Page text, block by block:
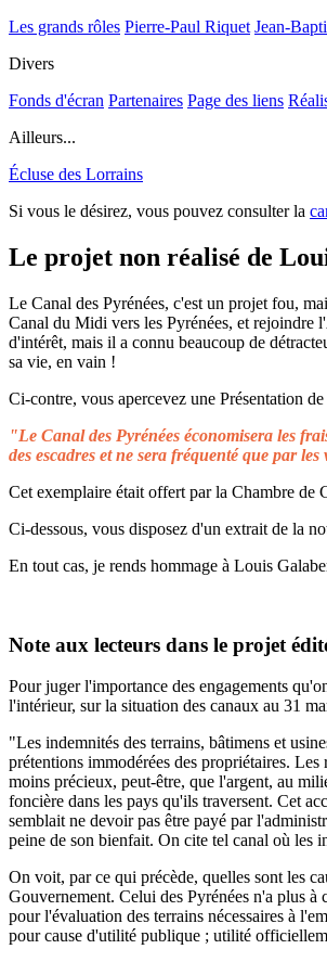
Les grands rôles Pierre-Paul Riquet Jean-
Divers
Fonds d'écran Partenaires Page des liens
Ailleurs...
Écluse des Lorrains
Si vous le désirez, vous pouvez consulter la
Le projet non réalisé de
Le Canal des Pyrénées, c'est un projet fou,
Canal du Midi vers les Pyrénées, et rejoindre
d'intérêt, mais il a connu beaucoup de
sa vie, en vain !
Ci-contre, vous apercevez une Présentation
"Le Canal des Pyrénées économisera les
des escadres et ne sera fréquenté que par
Cet exemplaire était offert par la Chambre
Ci-dessous, vous disposez d'un extrait de la
En tout cas, je rends hommage à Louis
Note aux lecteurs dans le projet
Pour juger l'importance des engagements
l'intérieur, sur la situation des canaux au 31
"Les indemnités des terrains, bâtimens et
prétentions immodérées des propriétaires.
moins précieux, peut-être, que l'argent, au
foncière dans les pays qu'ils traversent. Cet
semblait ne devoir pas être payé par
peine de son bienfait. On cite tel canal où les
On voit, par ce qui précède, quelles sont les
Gouvernement. Celui des Pyrénées n'a plus
pour l'évaluation des terrains nécessaires à
pour cause d'utilité publique ; utilité